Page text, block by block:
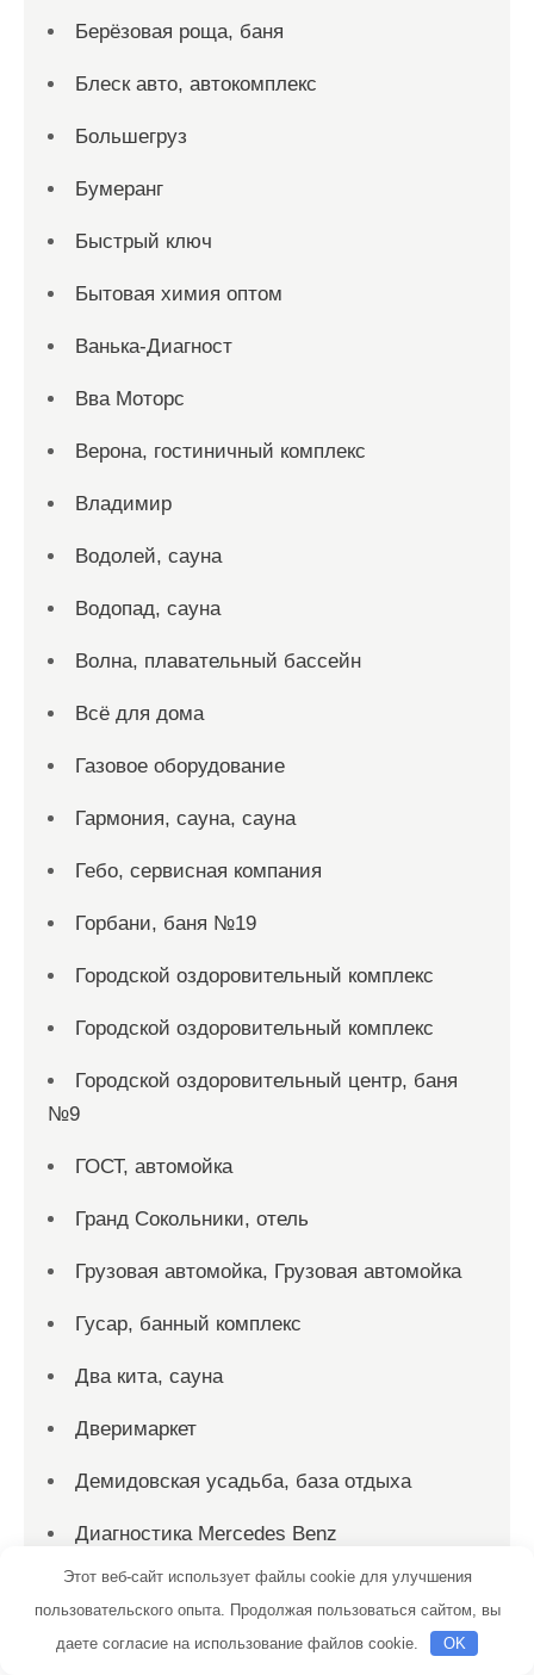
Берёзовая роща, баня
Блеск авто, автокомплекс
Большегруз
Бумеранг
Быстрый ключ
Бытовая химия оптом
Ванька-Диагност
Вва Моторс
Верона, гостиничный комплекс
Владимир
Водолей, сауна
Водопад, сауна
Волна, плавательный бассейн
Всё для дома
Газовое оборудование
Гармония, сауна, сауна
Гебо, сервисная компания
Горбани, баня №19
Городской оздоровительный комплекс
Городской оздоровительный комплекс
Городской оздоровительный центр, баня
№9
ГОСТ, автомойка
Гранд Сокольники, отель
Грузовая автомойка, Грузовая автомойка
Гусар, банный комплекс
Два кита, сауна
Дверимаркет
Демидовская усадьба, база отдыха
Диагностика Mercedes Benz
Дилижанс
Динамо, лыжная база
Этот веб-сайт использует файлы cookie для улучшения
пользовательского опыта. Продолжая пользоваться сайтом, вы
даете согласие на использование файлов cookie.
OK